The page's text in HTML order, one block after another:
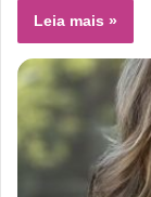
Leia mais »